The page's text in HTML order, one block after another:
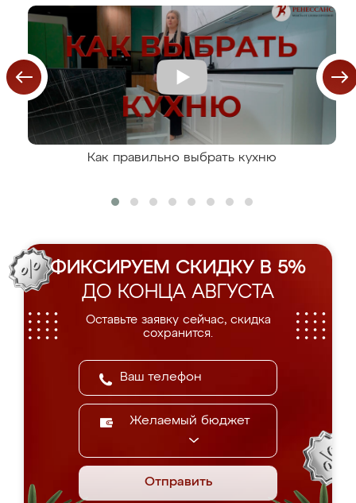
Как правильно выбрать кухню
ФИКСИРУЕМ СКИДКУ В 5%
ДО КОНЦА АВГУСТА
Оставьте заявку сейчас, скидка
сохранится.
Желаемый бюджет
Отправить